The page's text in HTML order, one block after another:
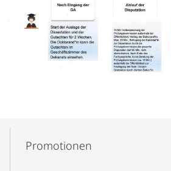
NavigationPromotionen